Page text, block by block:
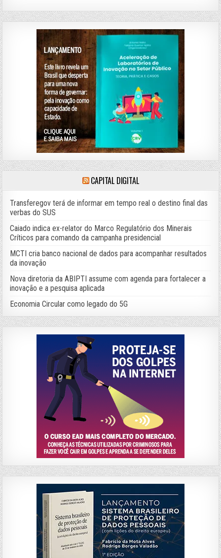
CAPITAL DIGITAL
Transferegov terá de informar em tempo real o destino final das
verbas do SUS
Caiado indica ex-relator do Marco Regulatório dos Minerais
Críticos para comando da campanha presidencial
MCTI cria banco nacional de dados para acompanhar resultados
da inovação
Nova diretoria da ABIPTI assume com agenda para fortalecer a
inovação e a pesquisa aplicada
Economia Circular como legado do 5G